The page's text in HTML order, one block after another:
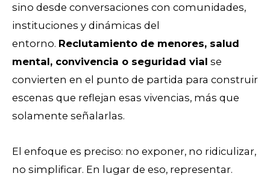
sino desde conversaciones con comunidades,
instituciones y dinámicas del
entorno. Reclutamiento de menores, salud
mental, convivencia o seguridad vial se
convierten en el punto de partida para construir
escenas que reflejan esas vivencias, más que
solamente señalarlas.
El enfoque es preciso: no exponer, no ridiculizar,
no simplificar. En lugar de eso, representar.